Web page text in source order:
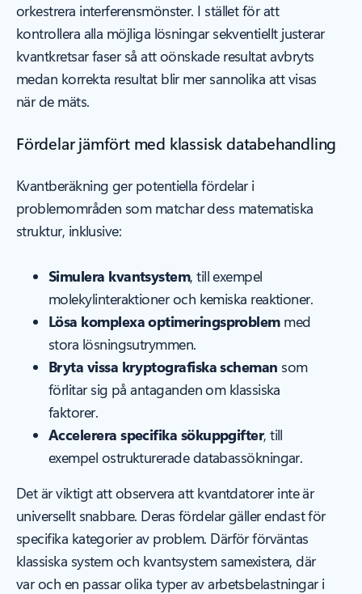
orkestrera interferensmönster. I stället för att
kontrollera alla möjliga lösningar sekventiellt justerar
kvantkretsar faser så att oönskade resultat avbryts
medan korrekta resultat blir mer sannolika att visas
när de mäts.
Fördelar jämfört med klassisk databehandling
Kvantberäkning ger potentiella fördelar i
problemområden som matchar dess matematiska
struktur, inklusive:
Simulera kvantsystem, till exempel
molekylinteraktioner och kemiska reaktioner.
Lösa komplexa optimeringsproblemmed
stora lösningsutrymmen.
Bryta vissa kryptografiska scheman som
förlitar sig på antaganden om klassiska
faktorer.
Accelerera specifika sökuppgifter, till
exempel ostrukturerade databassökningar.
Det är viktigt att observera att kvantdatorer inte är
universellt snabbare. Deras fördelar gäller endast för
specifika kategorier av problem. Därför förväntas
klassiska system och kvantsystem samexistera, där
var och en passar olika typer av arbetsbelastningar i